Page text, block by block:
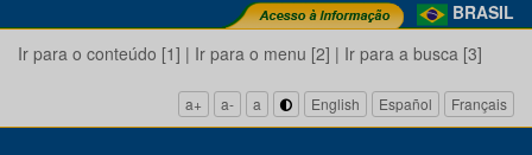
BRASIL
Ir para o conteúdo [1] | Ir para o menu [2] | Ir para a busca [3]
a+ a- a English Español Français